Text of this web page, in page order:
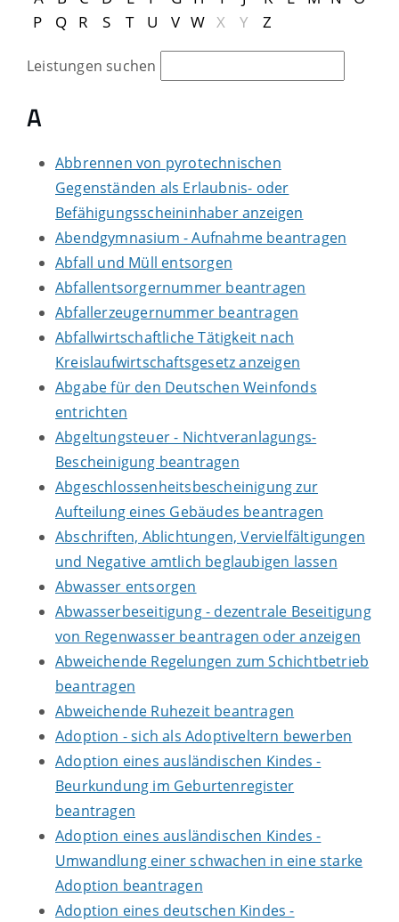
P
Q R S T U V W X Y Z
Leistungen suchen
A
Abbrennen von pyrotechnischen
Gegenständen als Erlaubnis- oder
Befähigungsscheininhaber anzeigen
Abendgymnasium - Aufnahme beantragen
Abfall und Müll entsorgen
Abfallentsorgernummer beantragen
Abfallerzeugernummer beantragen
Abfallwirtschaftliche Tätigkeit nach
Kreislaufwirtschaftsgesetz anzeigen
Abgabe für den Deutschen Weinfonds
entrichten
Abgeltungsteuer - Nichtveranlagungs-
Bescheinigung beantragen
Abgeschlossenheitsbescheinigung zur
Aufteilung eines Gebäudes beantragen
Abschriften, Ablichtungen, Vervielfältigungen
und Negative amtlich beglaubigen lassen
Abwasser entsorgen
Abwasserbeseitigung - dezentrale Beseitigung
von Regenwasser beantragen oder anzeigen
Abweichende Regelungen zum Schichtbetrieb
beantragen
Abweichende Ruhezeit beantragen
Adoption - sich als Adoptiveltern bewerben
Adoption eines ausländischen Kindes -
Beurkundung im Geburtenregister
beantragen
Adoption eines ausländischen Kindes -
Umwandlung einer schwachen in eine starke
Adoption beantragen
Adoption eines deutschen Kindes -